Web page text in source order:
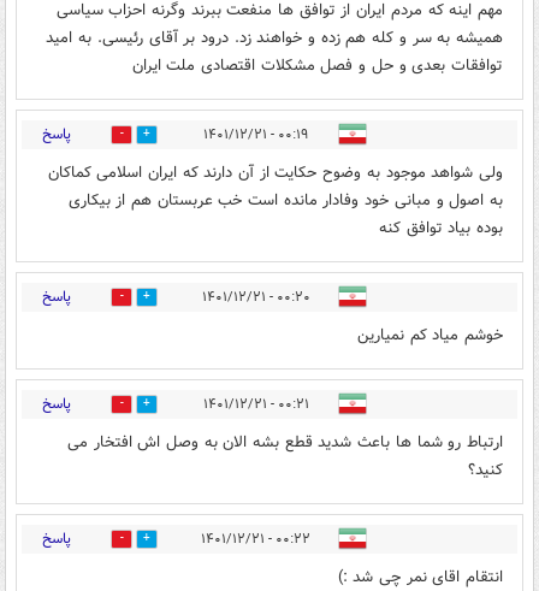
مهم اینه که مردم ایران از توافق ها منفعت ببرند وگرنه احزاب سیاسی
همیشه به سر و کله هم زده و خواهند زد. درود بر آقای رئیسی. به امید
توافقات بعدی و حل و فصل مشکلات اقتصادی ملت ایران
۰۰:۱۹ - ۱۴۰۱/۱۲/۲۱ 1 پاسخ
ولی شواهد موجود به وضوح حکایت از آن دارند که ایران اسلامی کماکان
به اصول و مبانی خود وفادار مانده است خب عربستان هم از بیکاری
بوده بیاد توافق کنه
۰۰:۲۰ - ۱۴۰۱/۱۲/۲۱ 8 پاسخ
خوشم میاد کم نمیارین
۰۰:۲۱ - ۱۴۰۱/۱۲/۲۱ 8 پاسخ
ارتباط رو شما ها باعث شدید قطع بشه الان به وصل اش افتخار می
کنید؟
۰۰:۲۲ - ۱۴۰۱/۱۲/۲۱ 7 پاسخ
انتقام اقای نمر چی شد :)